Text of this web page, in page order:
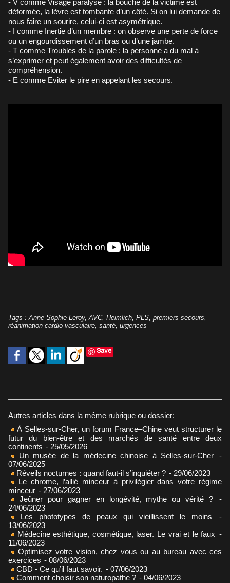
- V comme Visage paralysé : la bouche de la victime est
déformée, la lèvre est tombante d’un côté. Si on lui demande de
nous faire un sourire, celui-ci est asymétrique.
- I comme Inertie d’un membre : on observe une perte de force
ou un engourdissement d’un bras ou d’une jambe.
- T comme Troubles de la parole : la personne a du mal à
s’exprimer et peut également avoir des difficultés de
compréhension.
- E comme Eviter le pire en appelant les secours.
Tags :Anne-Sophie Leroy,AVC, Heimlich, PLS, premiers secours,
réanimation cardio-vasculaire, santé, urgences
Save
Autres articles dans la même rubrique ou dossier:
À Selles-sur-Cher, un forum France–Chine veut structurer le
futur du bien-être et des marchés de santé entre deux
continents - 25/05/2026
Un musée de la médecine chinoise à Selles-sur-Cher
-
07/06/2025
Réveils nocturnes : quand faut-il s’inquiéter ? - 29/06/2023
Le chrome, l’allié minceur à privilégier dans votre régime
minceur - 27/06/2023
Jeûner pour gagner en longévité, mythe ou vérité ?
-
24/06/2023
Les phototypes de peaux qui vieillissent le moins
-
13/06/2023
Médecine esthétique, cosmétique, laser. Le vrai et le faux -
11/06/2023
Optimisez votre vision, chez vous ou au bureau avec ces
exercices - 08/06/2023
CBD - Ce qu’il faut savoir. - 07/06/2023
Comment choisir son naturopathe ? - 04/06/2023